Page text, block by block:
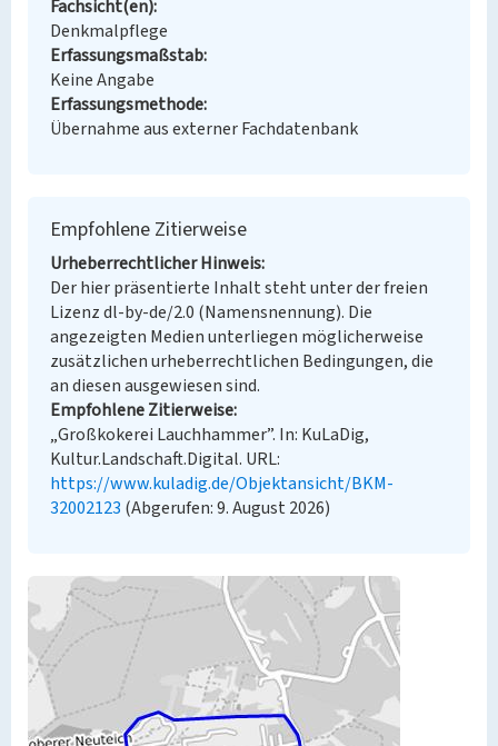
Fachsicht(en)
Denkmalpflege
Erfassungsmaßstab
Keine Angabe
Erfassungsmethode
Übernahme aus externer Fachdatenbank
Empfohlene Zitierweise
Urheberrechtlicher Hinweis
Der hier präsentierte Inhalt steht unter der freien
Lizenz dl-by-de/2.0 (Namensnennung). Die
angezeigten Medien unterliegen möglicherweise
zusätzlichen urheberrechtlichen Bedingungen, die
an diesen ausgewiesen sind.
Empfohlene Zitierweise
„Großkokerei Lauchhammer”. In: KuLaDig,
Kultur.Landschaft.Digital. URL:
https://www.kuladig.de/Objektansicht/BKM-
32002123 (Abgerufen: 9. August 2026)